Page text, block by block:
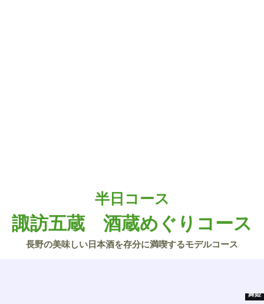
半日コース
諏訪五蔵 酒蔵めぐりコース
長野の美味しい日本酒を存分に満喫するモデルコース
舞姫